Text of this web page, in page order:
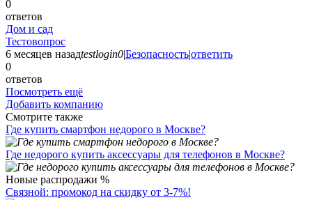
0
ответов
Дом и сад
Тестовопрос
6 месяцев назадtestlogin0|Безопасность|ответить
0
ответов
Посмотреть ещё
Добавить компанию
Смотрите также
Где купить смартфон недорого в Москве?
Где недорого купить аксессуары для телефонов в Москве?
Новые распродажи %
Связной: промокод на скидку от 3-7%!